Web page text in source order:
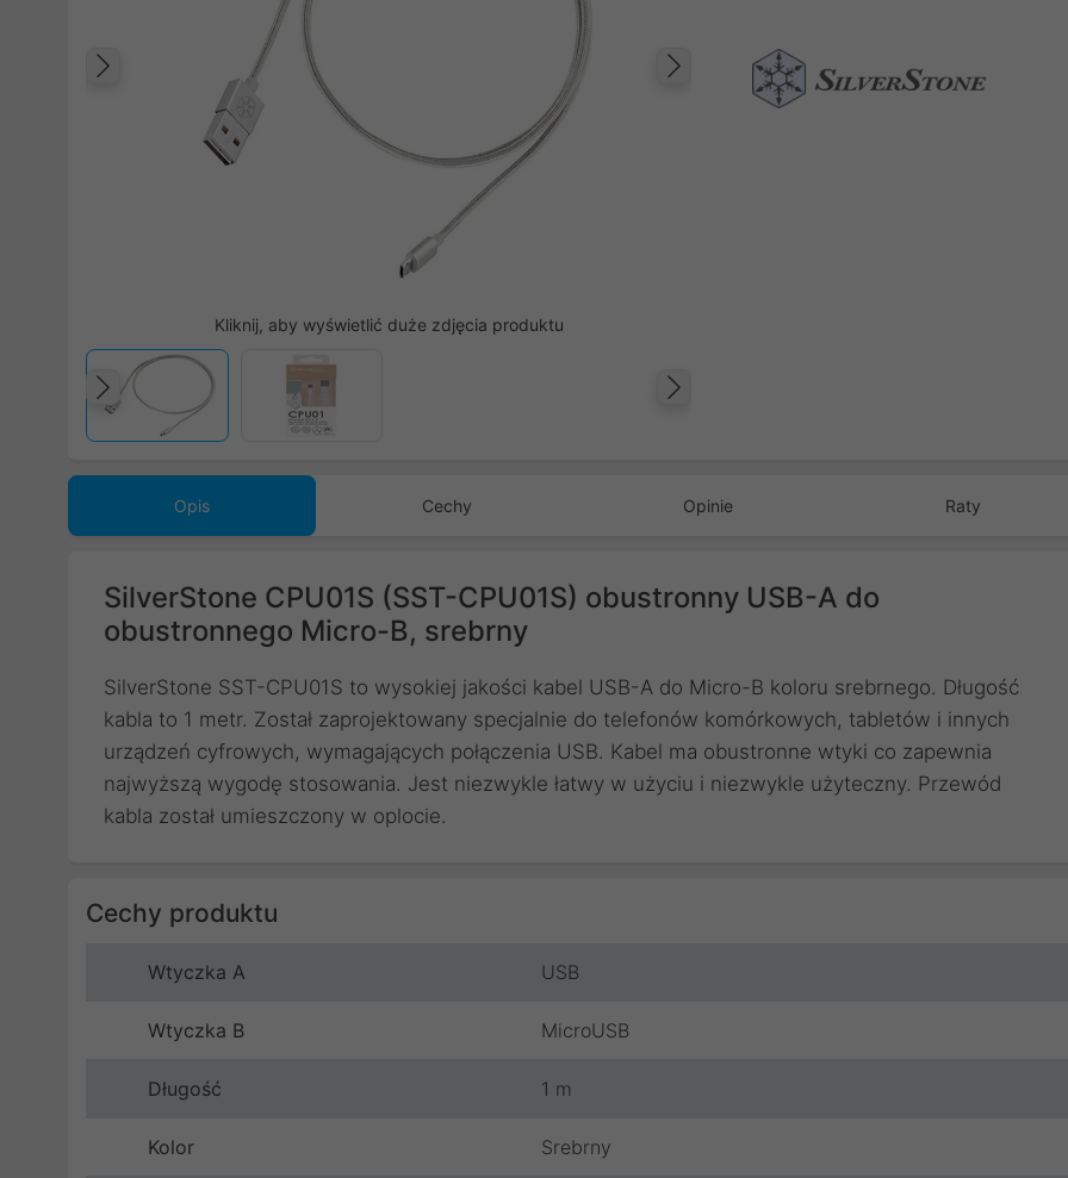
Następny
Poprzedni
Kliknij, aby wyświetlić duże zdjęcia produktu
Poprzedni
Opis Cechy Opinie Raty
SilverStone CPU01S (SST-CPU01S) obustronny USB-A do
obustronnego Micro-B, srebrny
SilverStone SST-CPU01S to wysokiej jakości kabel USB-A do Micro-B koloru srebrnego. Długość
kabla to 1 metr. Został zaprojektowany specjalnie do telefonów komórkowych, tabletów i innych
urządzeń cyfrowych, wymagających połączenia USB. Kabel ma obustronne wtyki co zapewnia
najwyższą wygodę stosowania. Jest niezwykle łatwy w użyciu i niezwykle użyteczny. Przewód
kabla został umieszczony w oplocie.
Cechy produktu
Wtyczka A USB
Wtyczka B MicroUSB
Długość 1 m
Kolor Srebrny